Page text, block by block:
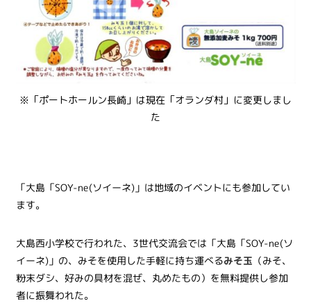
※「ポートホールン長崎」は現在「オランダ村」に変更しまし
た
「大島「SOY-ne(ソイーネ)」は地域のイベントにも参加してい
ます。
大島西小学校で行われた、3世代交流会では「大島「SOY-ne(ソ
イーネ)」の、みそを使用した手軽に持ち運べるみそ玉 （みそ、
粉末ダシ、好みの具材を混ぜ、丸めたもの）を無料提供し参加
者に振舞われた。